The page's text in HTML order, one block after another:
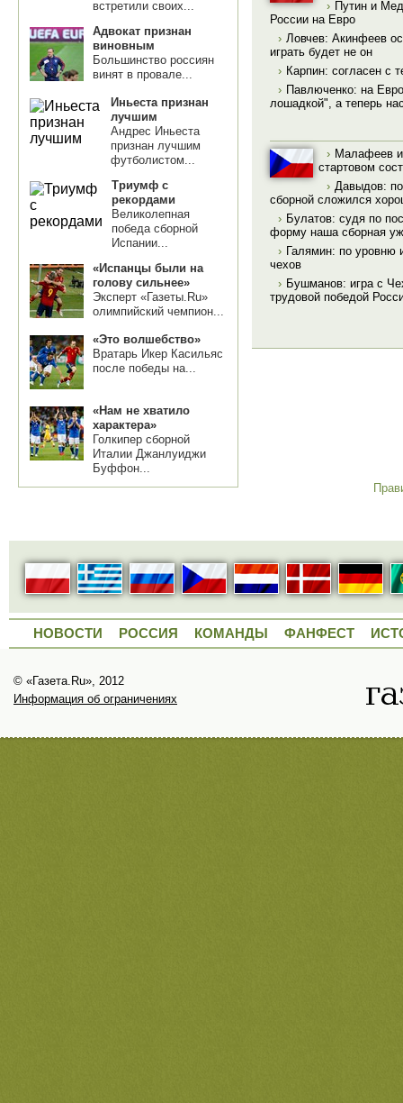
встретили своих...
Адвокат признан
виновным
Большинство россиян
винят в провале...
Иньеста признан
лучшим
Андрес Иньеста
признан лучшим
футболистом...
Триумф с
рекордами
Великолепная
победа сборной
Испании...
«Испанцы были на
голову сильнее»
Эксперт «Газеты.Ru»
олимпийский чемпион...
«Это волшебство»
Вратарь Икер Касильяс
после победы на...
«Нам не хватило
характера»
Голкипер сборной
Италии Джанлуиджи
Буффон...
› Путин и
России на Евро
› Ловчев: Акинфеев
играть будет не он
› Карпин: согласен с
› Павлюченко: на
лошадкой", а теперь
› Малафеев и
стартовом
› Давыдов:
сборной сложился
› Булатов: cудя по
форму наша сборная
› Галямин: по уровню
чехов
› Бушманов: игра с
трудовой победой
НОВОСТИ РОССИЯ КОМАНДЫ ФАНФЕСТ
© «Газета.Ru», 2012
Информация об ограничениях